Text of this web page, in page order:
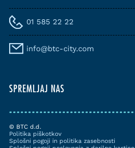
01 585 22 22
info@btc-city.com
SPREMLJAJ NAS
© BTC d.d.
Politika piškotkov
Splošni pogoji in politika zasebnosti